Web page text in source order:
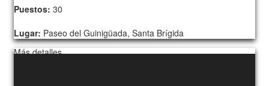
Puestos: 30
Lugar: Paseo del Guinigüada, Santa Brígida
Más detalles…